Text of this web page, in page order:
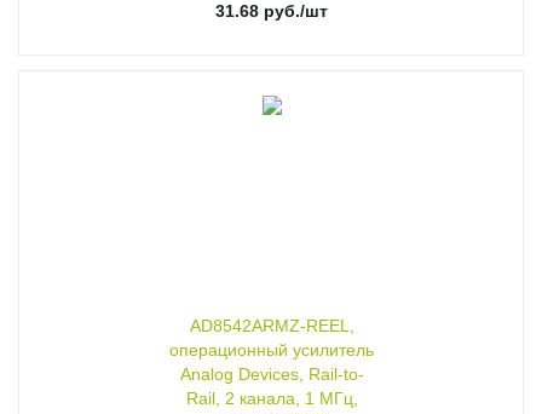
31.68 руб./шт
AD8542ARMZ-REEL,
операционный усилитель
Analog Devices, Rail-to-
Rail, 2 канала, 1 МГц,